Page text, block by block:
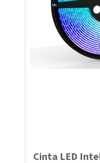
Cinta LED